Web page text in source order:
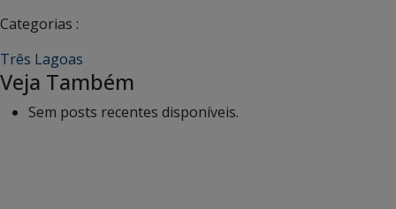
Categorias :
Três Lagoas
Veja Também
Sem posts recentes disponíveis.